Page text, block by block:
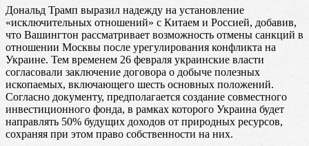
Дональд Трамп выразил надежду на установление
«исключительных отношений» с Китаем и Россией, добавив,
что Вашингтон рассматривает возможность отмены санкций в
отношении Москвы после урегулирования конфликта на
Украине. Тем временем 26 февраля украинские власти
согласовали заключение договора о добыче полезных
ископаемых, включающего шесть основных положений.
Согласно документу, предполагается создание совместного
инвестиционного фонда, в рамках которого Украина будет
направлять 50% будущих доходов от природных ресурсов,
сохраняя при этом право собственности на них.